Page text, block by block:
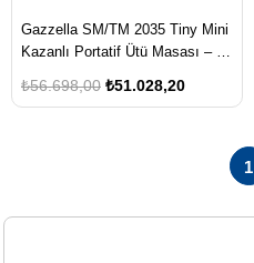
Gazzella SM/TM 2035 Tiny Mini
Kazanlı Portatif Ütü Masası – 60
Model
₺51.028,20
₺56.698,00
1